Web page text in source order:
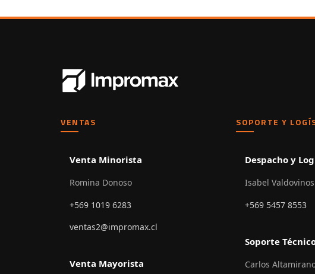
VENTAS
Venta Minorista
Romina Donoso
+569 1019 6283
ventas2@impromax.cl
Venta Mayorista
SOPORTE Y
Despacho y
Isabel Valdovinos
+569 5457 8553
Soporte
Carlos